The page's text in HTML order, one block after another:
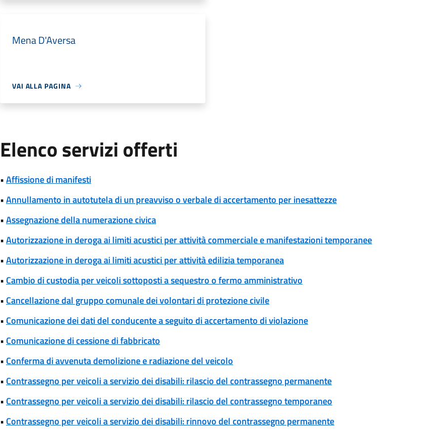
Mena D'Aversa
VAI ALLA PAGINA
Elenco servizi offerti
•Affissione di manifesti
•Annullamento in autotutela di un preavviso o verbale di accertamento per inesattezze
•Assegnazione della numerazione civica
•Autorizzazione in deroga ai limiti acustici per attività commerciale e manifestazioni temporanee
•Autorizzazione in deroga ai limiti acustici per attività edilizia temporanea
• Cambio di custodia per veicoli sottoposti a sequestro o fermo amministrativo
• Cancellazione dal gruppo comunale dei volontari di protezione civile
• Comunicazione dei dati del conducente a seguito di accertamento di violazione
• Comunicazione di cessione di fabbricato
• Conferma di avvenuta demolizione e radiazione del veicolo
• Contrassegno per veicoli a servizio dei disabili: rilascio del contrassegno permanente
• Contrassegno per veicoli a servizio dei disabili: rilascio del contrassegno temporaneo
• Contrassegno per veicoli a servizio dei disabili: rinnovo del contrassegno permanente